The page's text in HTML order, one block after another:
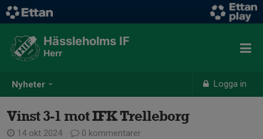
Nyheter Logga in
Hässleholms IF
Herr
Vinst 3-1 mot IFK Trelleborg
14 okt 2024 0 kommentarer